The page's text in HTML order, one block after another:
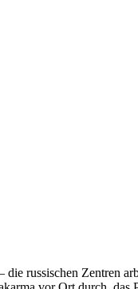
russischen Zentren